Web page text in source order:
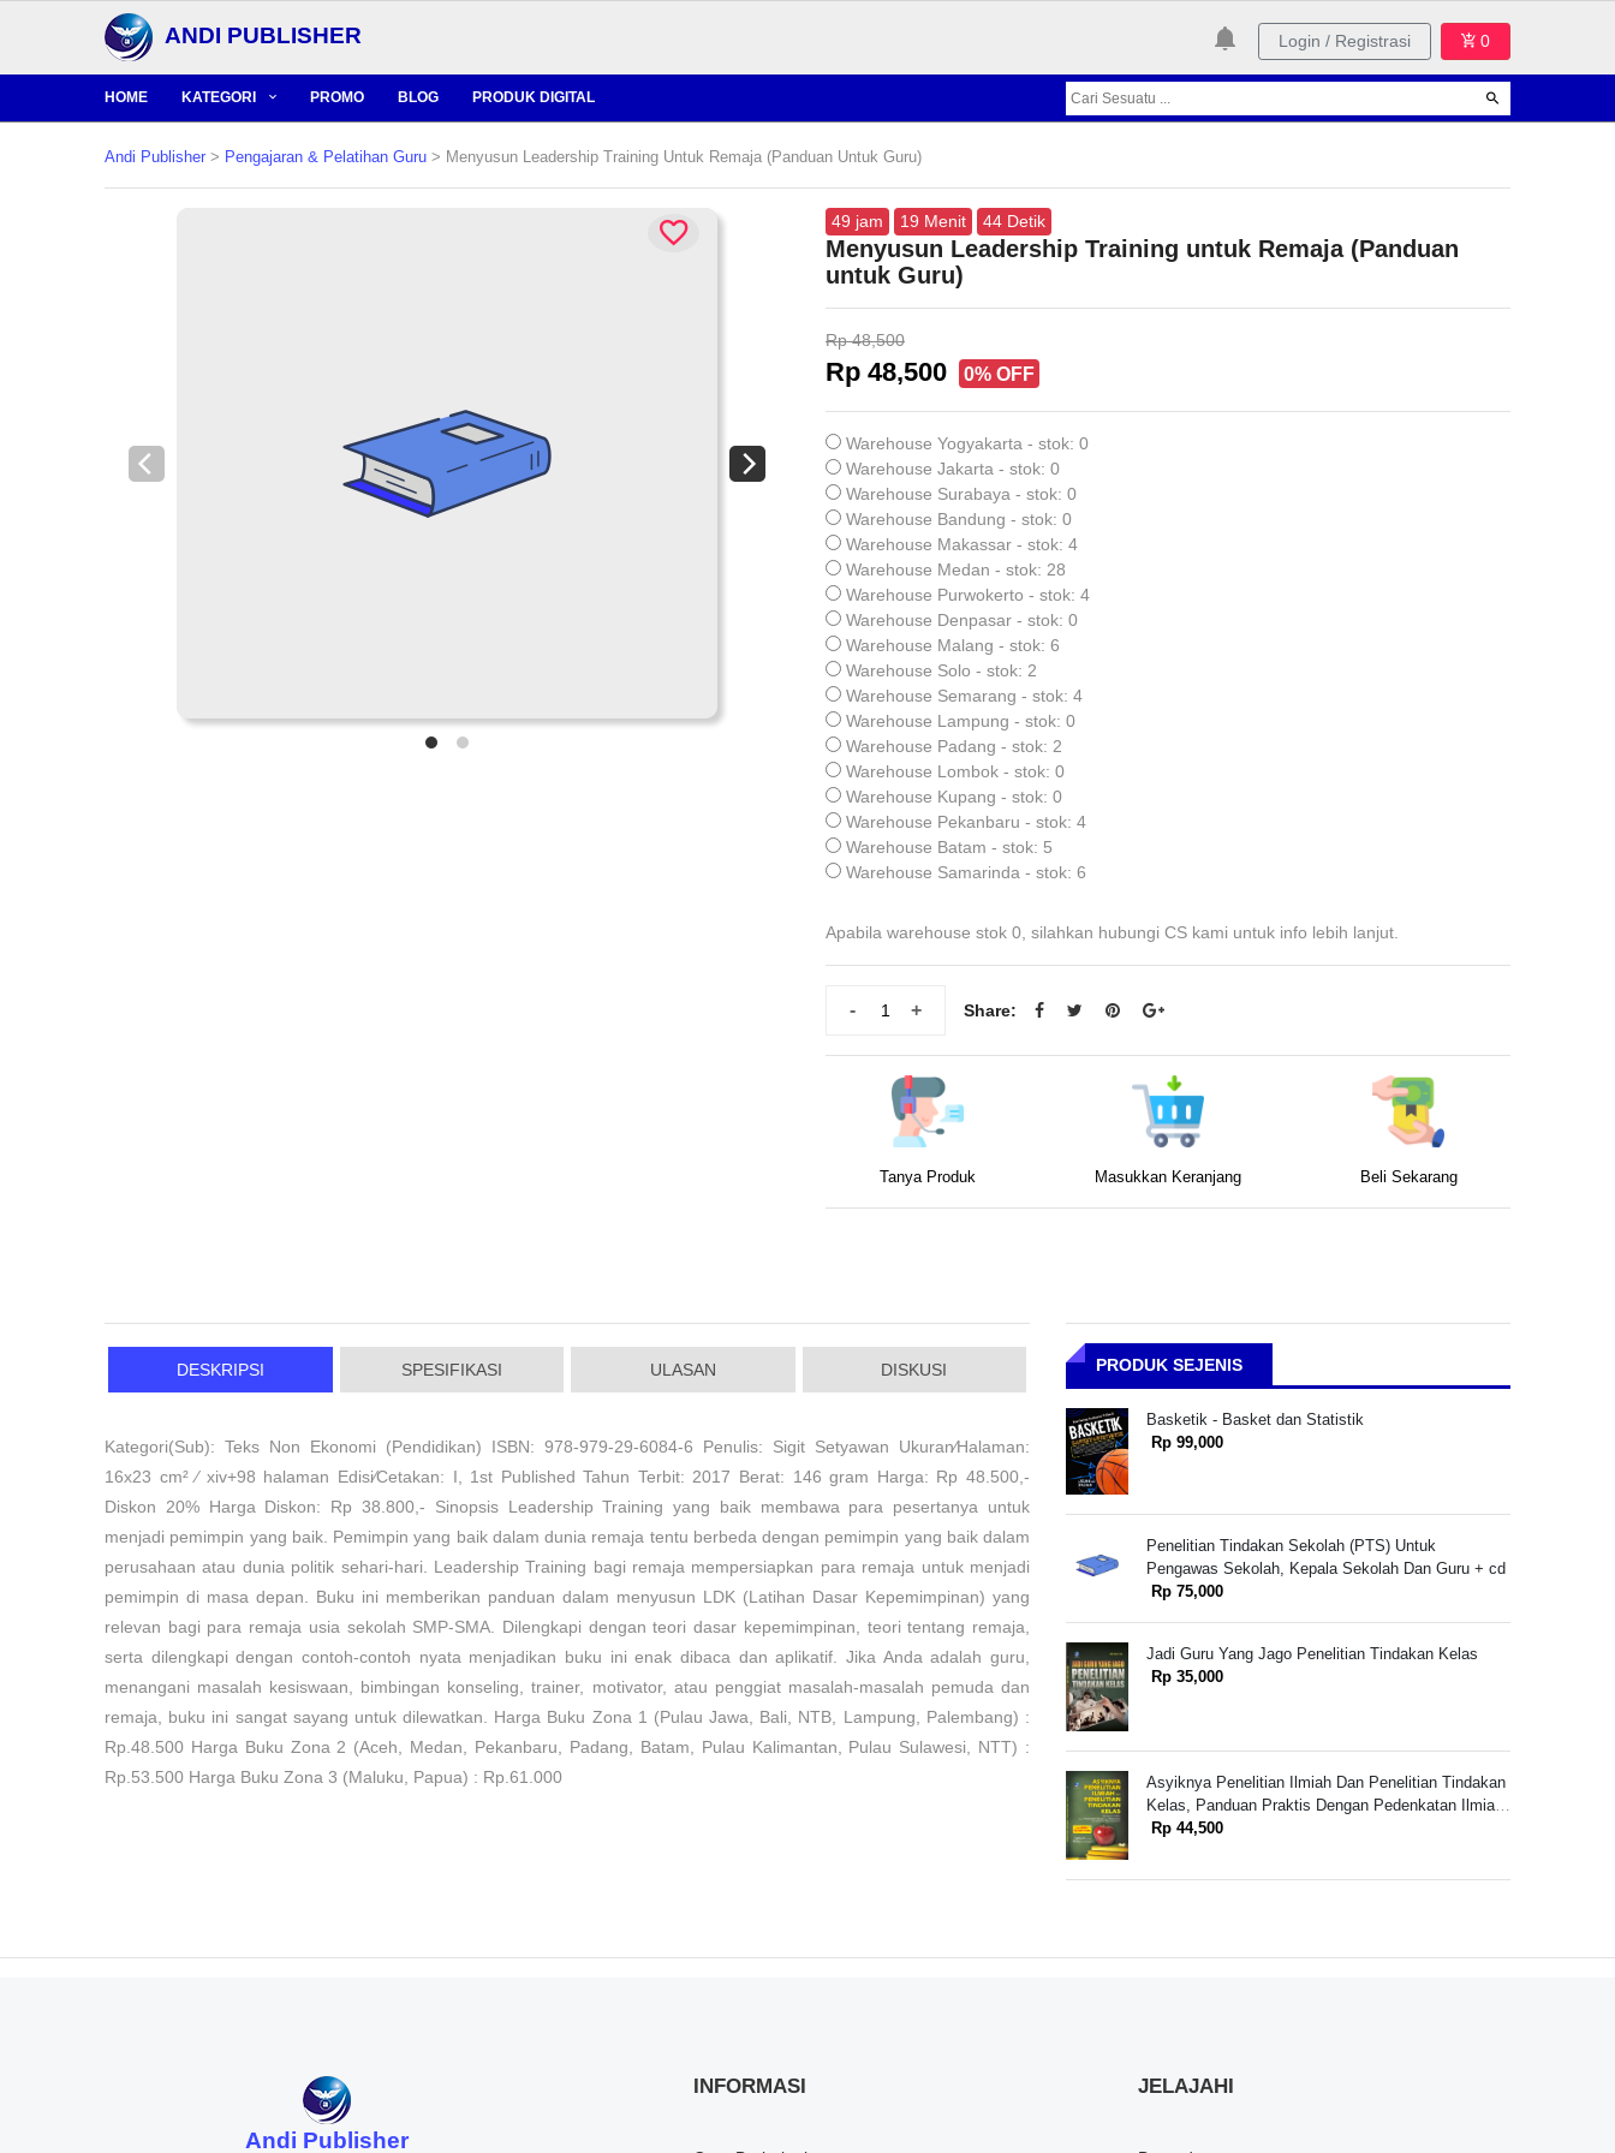
ANDI PUBLISHER Login / Registrasi 0
HOME KATEGORI PROMO BLOG PRODUK DIGITAL
Andi Publisher > Pengajaran & Pelatihan Guru > Menyusun Leadership Training Untuk Remaja (Panduan Untuk Guru)
49 jam 19 Menit 43 Detik
Menyusun Leadership Training untuk Remaja (Panduan
untuk Guru)
Rp 48,500
Rp 48,500 0% OFF
Warehouse Yogyakarta - stok: 0
Warehouse Jakarta - stok: 0
Warehouse Surabaya - stok: 0
Warehouse Bandung - stok: 0
Warehouse Makassar - stok: 4
Warehouse Medan - stok: 28
Warehouse Purwokerto - stok: 4
Warehouse Denpasar - stok: 0
Warehouse Malang - stok: 6
Warehouse Solo - stok: 2
Warehouse Semarang - stok: 4
Warehouse Lampung - stok: 0
Warehouse Padang - stok: 2
Warehouse Lombok - stok: 0
Warehouse Kupang - stok: 0
Warehouse Pekanbaru - stok: 4
Warehouse Batam - stok: 5
Warehouse Samarinda - stok: 6
Apabila warehouse stok 0, silahkan hubungi CS kami untuk info lebih lanjut.
+
- Share:
Tanya Produk Masukkan Keranjang Beli Sekarang
DESKRIPSI SPESIFIKASI ULASAN DISKUSI
Kategori(Sub): Teks Non Ekonomi (Pendidikan) ISBN: 978-979-29-6084-6 Penulis: Sigit Setyawan Ukuran⁄Halaman:
16x23 cm² ⁄ xiv+98 halaman Edisi⁄Cetakan: I, 1st Published Tahun Terbit: 2017 Berat: 146 gram Harga: Rp 48.500,-
Diskon 20% Harga Diskon: Rp 38.800,- Sinopsis Leadership Training yang baik membawa para pesertanya untuk
menjadi pemimpin yang baik. Pemimpin yang baik dalam dunia remaja tentu berbeda dengan pemimpin yang baik dalam
perusahaan atau dunia politik sehari-hari. Leadership Training bagi remaja mempersiapkan para remaja untuk menjadi
pemimpin di masa depan. Buku ini memberikan panduan dalam menyusun LDK (Latihan Dasar Kepemimpinan) yang
relevan bagi para remaja usia sekolah SMP-SMA. Dilengkapi dengan teori dasar kepemimpinan, teori tentang remaja,
serta dilengkapi dengan contoh-contoh nyata menjadikan buku ini enak dibaca dan aplikatif. Jika Anda adalah guru,
menangani masalah kesiswaan, bimbingan konseling, trainer, motivator, atau penggiat masalah-masalah pemuda dan
remaja, buku ini sangat sayang untuk dilewatkan. Harga Buku Zona 1 (Pulau Jawa, Bali, NTB, Lampung, Palembang) :
Rp.48.500 Harga Buku Zona 2 (Aceh, Medan, Pekanbaru, Padang, Batam, Pulau Kalimantan, Pulau Sulawesi, NTT) :
Rp.53.500 Harga Buku Zona 3 (Maluku, Papua) : Rp.61.000
PRODUK SEJENIS
Basketik - Basket dan Statistik
Rp 99,000
Penelitian Tindakan Sekolah (PTS) Untuk
Pengawas Sekolah, Kepala Sekolah Dan Guru + cd
Rp 75,000
Jadi Guru Yang Jago Penelitian Tindakan Kelas
Rp 35,000
Asyiknya Penelitian Ilmiah Dan Penelitian Tindakan
Kelas, Panduan Praktis Dengan Pedenkatan Ilmiah
Untuk Melakukan Transformasi Pembelajaran Untuk
Rp 44,500
Andi Publisher
INFORMASI JELAJAHI